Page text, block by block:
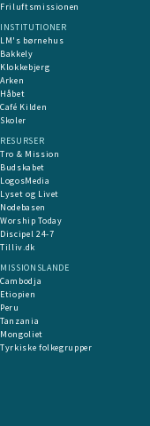
Friluftsmissionen
INSTITUTIONER
LM's børnehus
Bakkely
Klokkebjerg
Arken
Håbet
Café Kilden
Skoler
RESURSER
Tro & Mission
Budskabet
LogosMedia
Lyset og Livet
Nodebasen
Worship Today
Discipel 24-7
Tilliv.dk
MISSIONSLANDE
Cambodja
Etiopien
Peru
Tanzania
Mongoliet
Tyrkiske folkegrupper